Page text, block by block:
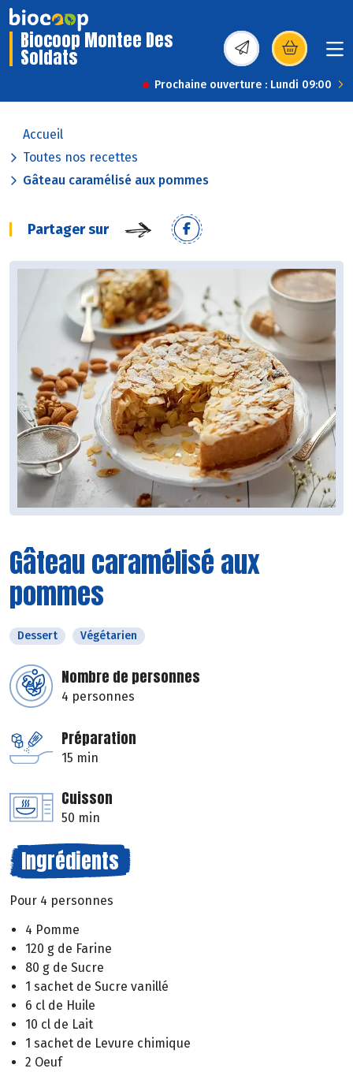
Biocoop Montee Des
Soldats (s’ouvre dans une
Prochaine ouverture : Lundi 09:00
Accueil
Toutes nos recettes
Gâteau caramélisé aux pommes
Partager sur
Gâteau caramélisé aux
pommes
Dessert Végétarien
Nombre de personnes
4 personnes
Préparation
15 min
Cuisson
50 min
Ingrédients
Pour 4 personnes
4 Pomme
120 g de Farine
80 g de Sucre
1 sachet de Sucre vanillé
6 cl de Huile
10 cl de Lait
1 sachet de Levure chimique
2 Oeuf